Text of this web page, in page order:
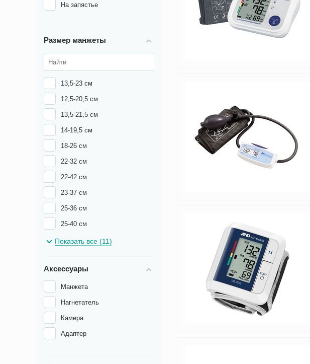
На запястье
Размер манжеты
13,5-23 см
12,5-20,5 см
13,5-21,5 см
14-19,5 см
18-26 см
22-32 см
22-42 см
23-37 см
25-36 см
25-40 см
32-42 см
Показать все (11)
Аксессуары
Манжета
Нагнетатель
Камера
Адаптер